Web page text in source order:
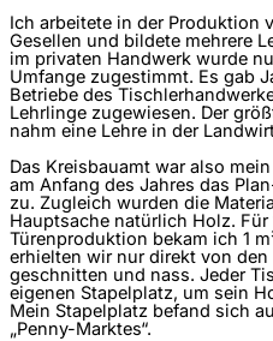
Ich arbeitete in der Produktion
Gesellen und bildete mehrere
im privaten Handwerk wurde
Umfange zugestimmt. Es gab
Betriebe des
Lehrlinge zugewiesen. Der
nahm eine Lehre in der
Das Kreisbauamt war also
am Anfang des Jahres das
zu. Zugleich wurden die
Hauptsache natürlich Holz.
Türenproduktion bekam ich 1
erhielten wir nur direkt von
geschnitten und nass. Jeder
eigenen Stapelplatz, um sein
Mein Stapelplatz befand sich
„Penny-Marktes“.